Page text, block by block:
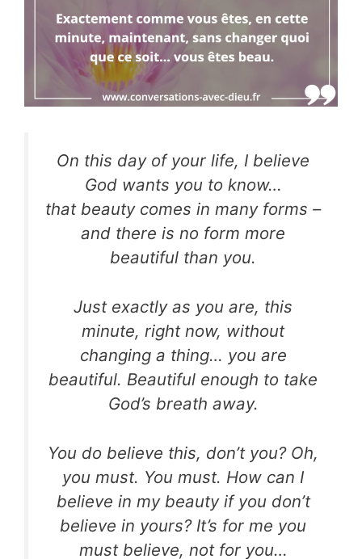
On this day of your life, I believe
God wants you to know…
that beauty comes in many forms –
and there is no form more
beautiful than you.
Just exactly as you are, this
minute, right now, without
changing a thing… you are
beautiful. Beautiful enough to take
God’s breath away.
You do believe this, don’t you? Oh,
you must. You must. How can I
believe in my beauty if you don’t
believe in yours? It’s for me you
must believe, not for you…